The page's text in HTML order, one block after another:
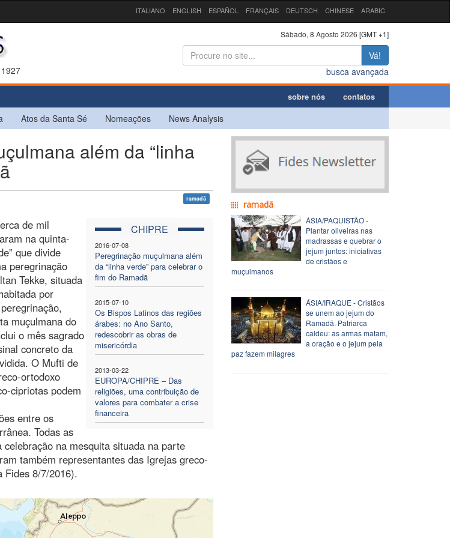
ITALIANO ENGLISH ESPAÑOL FRANÇAIS DEUTSCH CHINESE ARABIC
Sábado, 8 Agosto 2026 [GMT +1]
Vá!
busca avançada
sobre nós contatos
Atos da Santa Sé Nomeações News Analysis
além da “linha
ramadã
CHIPRE
2016-07-08
Peregrinação muçulmana além
da “linha verde” para celebrar o
fim do Ramadã
2015-07-10
Os Bispos Latinos das regiões
árabes: no Ano Santo,
redescobrir as obras de
misericórdia
2013-03-22
EUROPA/CHIPRE – Das
religiões, uma contribuição de
valores para combater a crise
financeira
de mil
na quinta-
que divide
peregrinação
Tekke, situada
por
muçulmana do
o mês sagrado
concreto da
O Mufti de
ortodoxo
cipriotas podem
entre os
Todas as
na mesquita situada na parte
também representantes das Igrejas greco-
Fides 8/7/2016).
ramadã
ÁSIA/PAQUISTÃO -
Plantar oliveiras nas
madrassas e quebrar o
jejum juntos: iniciativas
de cristãos e
muçulmanos
ÁSIA/IRAQUE - Cristãos
se unem ao jejum do
Ramadã. Patriarca
caldeu: as armas matam,
a oração e o jejum pela
paz fazem milagres